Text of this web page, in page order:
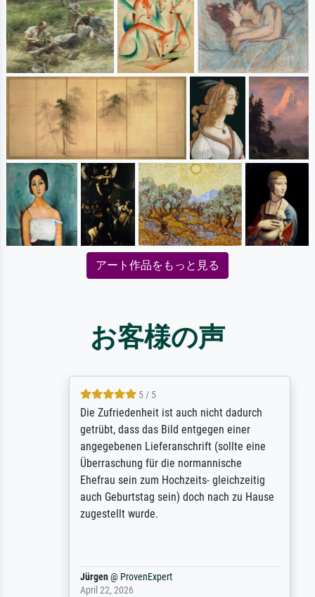
アート作品をもっと見る
お客様の声
5 / 5
Die Zufriedenheit ist auch nicht dadurch
getrübt, dass das Bild entgegen einer
angegebenen Lieferanschrift (sollte eine
Überraschung für die normannische
Ehefrau sein zum Hochzeits- gleichzeitig
auch Geburtstag sein) doch nach zu Hause
zugestellt wurde.
Jürgen@ProvenExpert
April 22, 2026